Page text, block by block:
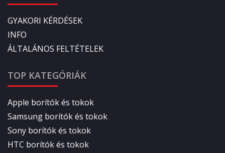
GYAKORI KÉRDÉSEK
INFO
ÁLTALÁNOS FELTÉTELEK
TOP KATEGÓRIÁK
Apple borítók és tokok
Samsung borítók és tokok
Sony borítók és tokok
HTC borítók és tokok